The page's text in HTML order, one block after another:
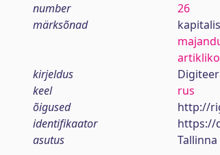
number
26
märksõnad
kirjeldus
keel
rus
õigused
http://
identifikaator
https://
asutus